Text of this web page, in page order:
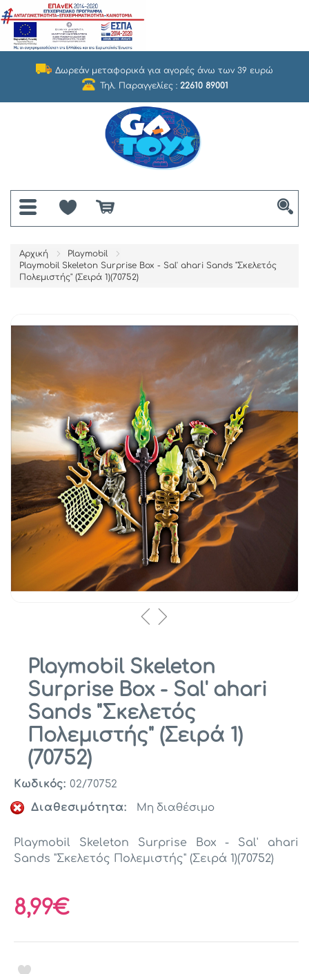
Δωρεάν μεταφορικά για αγορές άνω των 39 ευρώ
Τηλ. Παραγγελίες : 22610 89001
Αρχική
Playmobil
Playmobil Skeleton Surprise Box - Sal' ahari Sands "Σκελετός
Πολεμιστής" (Σειρά 1)(70752)
Playmobil Skeleton
Surprise Box - Sal' ahari
Sands "Σκελετός
Πολεμιστής" (Σειρά 1)
(70752)
Κωδικός: 02/70752
Διαθεσιμότητα:
Μη διαθέσιμο
Playmobil Skeleton Surprise Box - Sal' ahari
Sands "Σκελετός Πολεμιστής" (Σειρά 1)(70752)
8,99€